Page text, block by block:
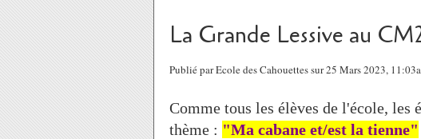
La Grande Lessive au
Publié par Ecole des Cahouettes sur 25 Mars 2023,
Comme tous les élèves de l'école, les
thème : "Ma cabane et/est la tienne"